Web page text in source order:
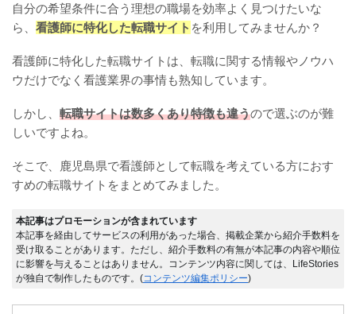
自分の希望条件に合う理想の職場を効率よく見つけたいな
ら、 看護師に特化した転職サイト を利用してみませんか？
看護師に特化した転職サイトは、転職に関する情報やノウハ
ウだけでなく看護業界の事情も熟知しています。
しかし、 転職サイトは数多くあり特徴も違うので選ぶのが難
しいですよね。
そこで、鹿児島県で看護師として転職を考えている方におす
すめの転職サイトをまとめてみました。
本記事はプロモーションが含まれています
本記事を経由してサービスの利用があった場合、掲載企業から紹介手数料を
受け取ることがあります。ただし、紹介手数料の有無が本記事の内容や順位
に影響を与えることはありません。コンテンツ内容に関しては、LifeStories
が独自で制作したものです。(コンテンツ編集ポリシー)